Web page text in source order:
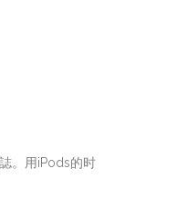
。用iPods的时